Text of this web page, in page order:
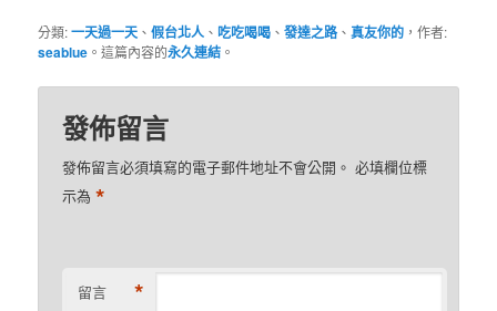
分類:一天過一天 、假台北人 、 吃吃喝喝 、發達之路、真友你的 ，作者:
seablue 。這篇內容的永久連結 。
發佈留言
發佈留言必須填寫的電子郵件地址不會公開。 必填欄位標
示為*
留言 *